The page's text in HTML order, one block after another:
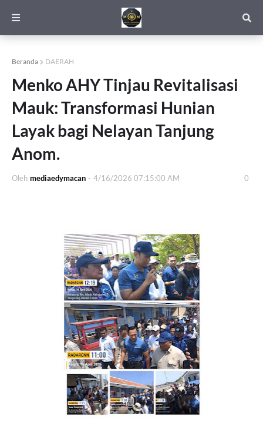
Beranda DAERAH
Menko AHY Tinjau Revitalisasi
Mauk: Transformasi Hunian
Layak bagi Nelayan Tanjung
Anom.
Oleh mediaedymacan - 4/16/2026 07:15:00 AM 0